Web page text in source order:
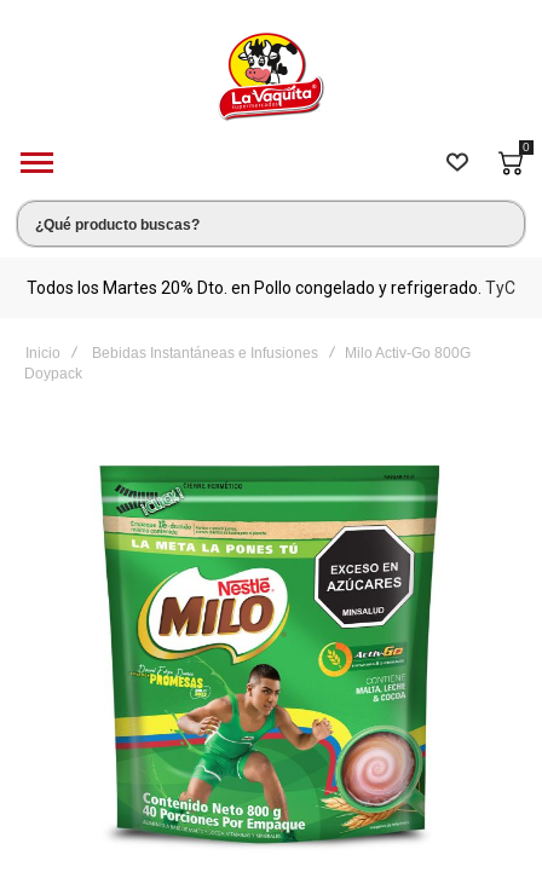
0
Todos los Martes 20% Dto. en Pollo congelado y refrigerado. TyC
Inicio Bebidas Instantáneas e Infusiones
Milo Activ-Go 800G
Doypack